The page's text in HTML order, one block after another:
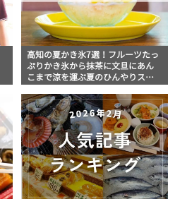
高知の夏かき氷7選！フルーツたっ
ぷりかき氷から抹茶に文旦にあん
こまで涼を運ぶ夏のひんやりスイ